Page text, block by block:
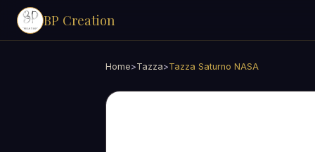
BP Creation
Home>Tazza>Tazza Saturno NASA